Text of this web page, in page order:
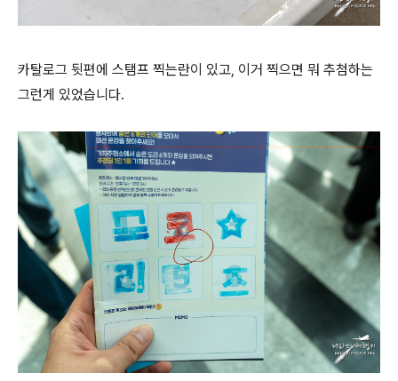
카탈로그 뒷편에 스탬프 찍는란이 있고, 이거 찍으면 뭐 추첨하는
그런게 있었습니다.